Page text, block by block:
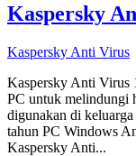
Kaspersky
Kaspersky Anti Virus
Kaspersky Anti Virus
PC untuk melindungi
digunakan di
tahun PC Windows
Kaspersky Anti...